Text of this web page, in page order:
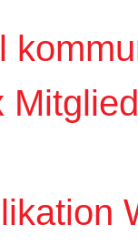
Mitglied